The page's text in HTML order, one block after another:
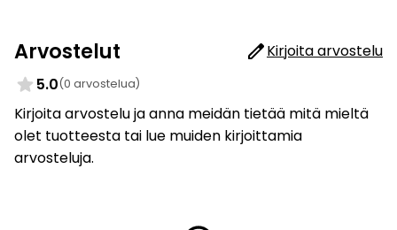
Arvostelut
Kirjoita arvostelu
5.0(0 arvostelua)
Kirjoita arvostelu ja anna meidän tietää mitä mieltä
olet tuotteesta tai lue muiden kirjoittamia
arvosteluja.